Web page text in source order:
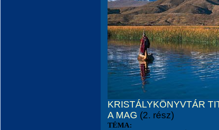
KRISTÁLYKÖNYVTÁR
A MAG (2. rész)
TÉMA: